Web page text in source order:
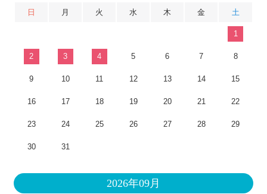
日 月 火 水 木 金 土
1
2 3 4 5 6 7 8
9 10 11 12 13 14 15
16 17 18 19 20 21 22
23 24 25 26 27 28 29
30 31
2026年09月